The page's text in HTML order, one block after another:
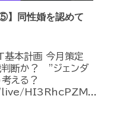
】同性婚を認めて
本計画 今月策定
断か？ ”ジェンダ
える？
HI3RhcPZM...